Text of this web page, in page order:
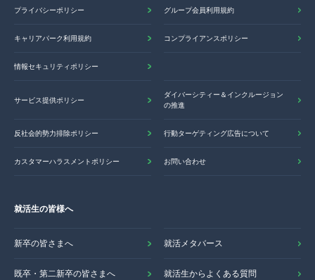
プライバシーポリシー グループ会員利用規約
キャリアパーク利用規約 コンプライアンスポリシー
情報セキュリティポリシー
サービス提供ポリシー
ダイバーシティー＆インクルージョン
の推進
反社会的勢力排除ポリシー 行動ターゲティング広告について
カスタマーハラスメントポリシー お問い合わせ
就活生の皆様へ
新卒の皆さまへ 就活メタバース
既卒・第二新卒の皆さまへ 就活生からよくある質問